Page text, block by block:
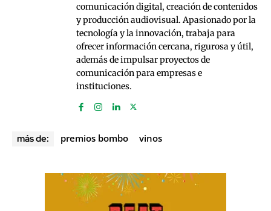
comunicación digital, creación de contenidos
y producción audiovisual. Apasionado por la
tecnología y la innovación, trabaja para
ofrecer información cercana, rigurosa y útil,
además de impulsar proyectos de
comunicación para empresas e
instituciones.
más de: premios bombo vinos